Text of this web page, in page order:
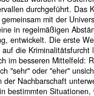
durchgeführt. Das
mit der
in regelmäßigen
entwickelt. Die erste
die Kriminalitätsfurcht
im besseren Mittelfeld:
"sehr" oder "eher"
Nachbarschaft
bestimmten